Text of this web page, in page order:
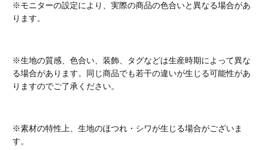
※モニターの設定により、実際の商品の色合いと異なる場合があ
ります。
※生地の質感、色合い、装飾、タグなどは生産時期によって異な
る場合があります。同じ商品でも若干の違いが生じる可能性があ
りますのでご了承ください。
※素材の特性上、生地のほつれ・シワが生じる場合がございま
す。